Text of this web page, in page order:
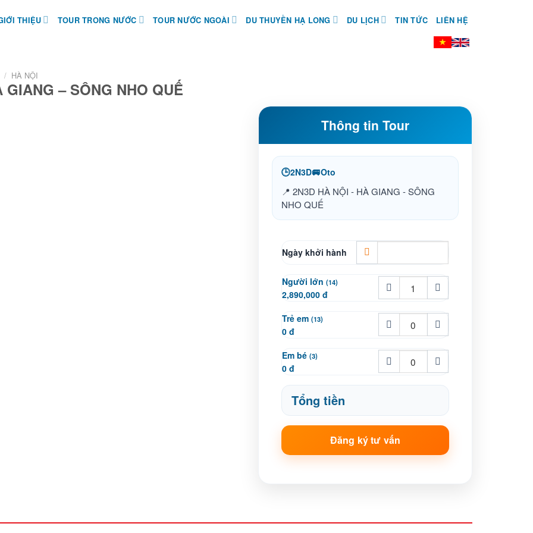
THIỆU TOUR TRONG NƯỚC TOUR NƯỚC NGOÀI DU THUYỀN HẠ LONG DU LỊCH TIN TỨC LIÊN HỆ
/ HÀ NỘI
– SÔNG NHO QUẾ
Thông tin Tour
🕒2N3D🚐Oto
📍 2N3D HÀ NỘI - HÀ GIANG - SÔNG
NHO QUẾ
Ngày khởi hành
Người lớn (14)
2,890,000 đ
Trẻ em (13)
0 đ
Em bé (3)
0 đ
Tổng tiền
Đăng ký tư vấn